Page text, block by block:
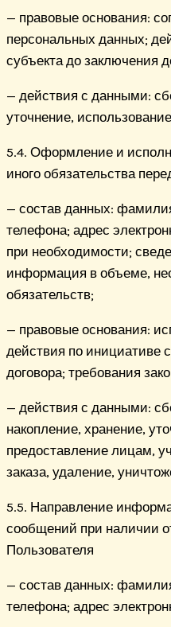
— правовые основания:
персональных данных;
субъекта до заключения
— действия с данными:
уточнение,
5.4. Оформление и
иного обязательства
— состав данных:
телефона; адрес
при необходимости;
информация в объеме,
обязательств;
— правовые основания:
действия по инициативе
договора; требования
— действия с данными:
накопление, хранение,
предоставление лицам,
заказа, удаление,
5.5. Направление
сообщений при наличии
Пользователя
— состав данных:
телефона; адрес